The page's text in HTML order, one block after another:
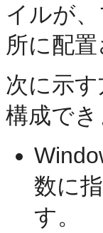
イルが
所に配
次に示
構成でき
数に
す。